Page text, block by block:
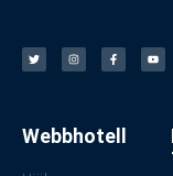
Webbhotell